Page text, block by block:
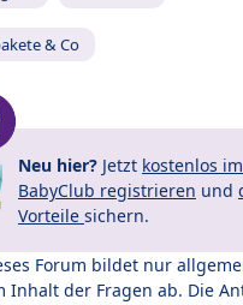
& Co
Neu hier? Jetzt kostenlos
BabyClub registrieren und
Vorteile sichern.
Forum bildet nur
Inhalt der Fragen ab. Die